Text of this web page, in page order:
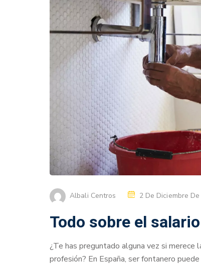
Albali Centros 2 De Diciembre
Todo sobre el
¿Te has preguntado alguna vez si merece
profesión? En España, ser fontanero